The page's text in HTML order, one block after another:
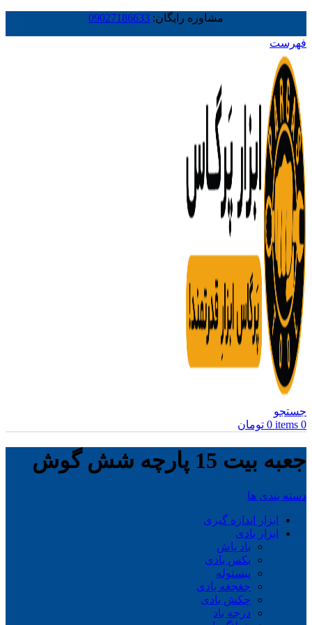
مشاوره رایگان: 09027186633
فهرست
جستجو
0
items
0 تومان
جعبه بیت 15 پارچه شش گوش
دسته بندی ها
ابزار اندازه گیری
ابزار بادی
باد پاش
بکس بادی
پیستوله
جغجغه بادی
چکش بادی
درجه باد